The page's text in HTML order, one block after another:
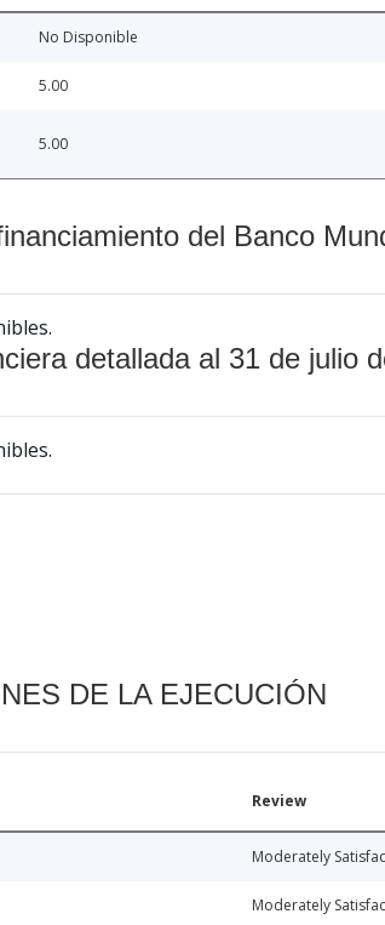
No Disponible
5.00
5.00
del Banco
detallada al 31 de julio
DE LA EJECUCIÓN
Review
Moderately
Moderately